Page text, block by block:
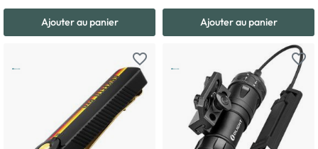
Ajouter au panier Ajouter au panier
favorite_border favorite_border